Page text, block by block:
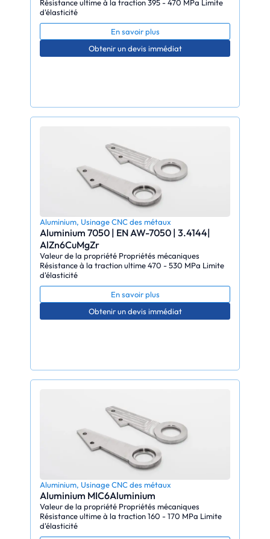
Résistance ultime à la traction 395 - 470 MPa Limite
d'élasticité
En savoir plus
Obtenir un devis immédiat
Aluminium, Usinage CNC des métaux
Aluminium 7050 | EN AW-7050 | 3.4144|
AlZn6CuMgZr
Valeur de la propriété Propriétés mécaniques
Résistance à la traction ultime 470 - 530 MPa Limite
d'élasticité
En savoir plus
Obtenir un devis immédiat
Aluminium, Usinage CNC des métaux
Aluminium MIC6Aluminium
Valeur de la propriété Propriétés mécaniques
Résistance ultime à la traction 160 - 170 MPa Limite
d'élasticité